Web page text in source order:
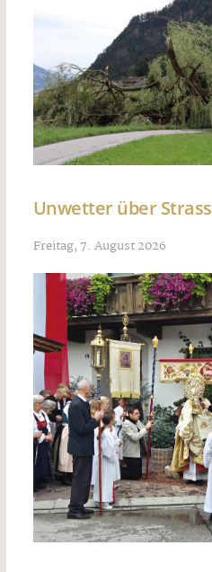
Unwetter über Strass
Freitag, 7. August 2026